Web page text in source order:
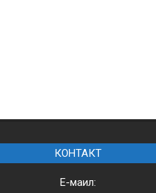
КОНТАКТ
Е-маил: